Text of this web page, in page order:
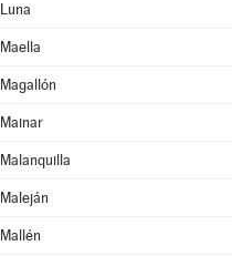
Luna
Maella
Magallón
Mainar
Malanquilla
Maleján
Mallén